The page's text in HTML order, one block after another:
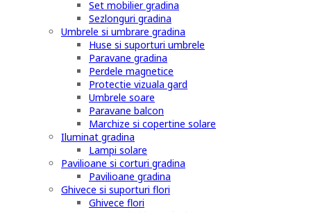
Set mobilier gradina
Sezlonguri gradina
Umbrele si umbrare gradina
Huse si suporturi umbrele
Paravane gradina
Perdele magnetice
Protectie vizuala gard
Umbrele soare
Paravane balcon
Marchize si copertine solare
Iluminat gradina
Lampi solare
Pavilioane si corturi gradina
Pavilioane gradina
Ghivece si suporturi flori
Ghivece flori